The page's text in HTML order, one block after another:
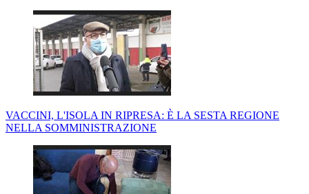
VACCINI, L'ISOLA IN RIPRESA: È LA SESTA REGIONE
NELLA SOMMINISTRAZIONE